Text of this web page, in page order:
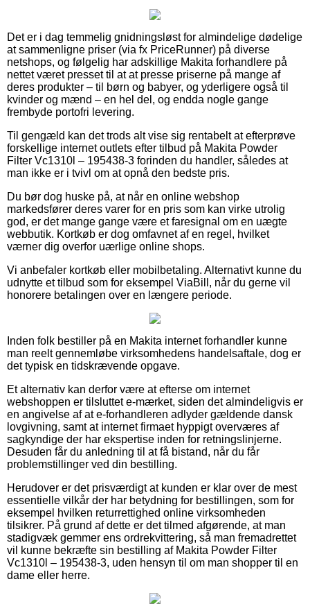
Det er i dag temmelig gnidningsløst for almindelige dødelige
at sammenligne priser (via fx PriceRunner) på diverse
netshops, og følgelig har adskillige Makita forhandlere på
nettet været presset til at at presse priserne på mange af
deres produkter – til børn og babyer, og yderligere også til
kvinder og mænd – en hel del, og endda nogle gange
frembyde portofri levering.
Til gengæld kan det trods alt vise sig rentabelt at efterprøve
forskellige internet outlets efter tilbud på Makita Powder
Filter Vc1310l – 195438-3 forinden du handler, således at
man ikke er i tvivl om at opnå den bedste pris.
Du bør dog huske på, at når en online webshop
markedsfører deres varer for en pris som kan virke utrolig
god, er det mange gange være et faresignal om en uægte
webbutik. Kortkøb er dog omfavnet af en regel, hvilket
værner dig overfor uærlige online shops.
Vi anbefaler kortkøb eller mobilbetaling. Alternativt kunne du
udnytte et tilbud som for eksempel ViaBill, når du gerne vil
honorere betalingen over en længere periode.
Inden folk bestiller på en Makita internet forhandler kunne
man reelt gennemløbe virksomhedens handelsaftale, dog er
det typisk en tidskrævende opgave.
Et alternativ kan derfor være at efterse om internet
webshoppen er tilsluttet e-mærket, siden det almindeligvis er
en angivelse af at e-forhandleren adlyder gældende dansk
lovgivning, samt at internet firmaet hyppigt overværes af
sagkyndige der har ekspertise inden for retningslinjerne.
Desuden får du anledning til at få bistand, når du får
problemstillinger ved din bestilling.
Herudover er det prisværdigt at kunden er klar over de mest
essentielle vilkår der har betydning for bestillingen, som for
eksempel hvilken returrettighed online virksomheden
tilsikrer. På grund af dette er det tilmed afgørende, at man
stadigvæk gemmer ens ordrekvittering, så man fremadrettet
vil kunne bekræfte sin bestilling af Makita Powder Filter
Vc1310l – 195438-3, uden hensyn til om man shopper til en
dame eller herre.